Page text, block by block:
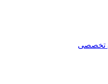
تخصصی